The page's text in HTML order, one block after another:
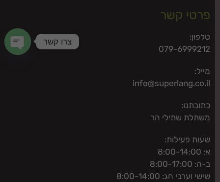
פרטי קשר
טלפון:
079-6999212
מייל:
info@superlang.co.il
כתובתנו:
משתלת שתילי הר
שעות פעילות:
א: 8:00-14:00
ב-ה: 8:00-17:00
שישי וערבי חג: 8:00-14:00
צרו קשר